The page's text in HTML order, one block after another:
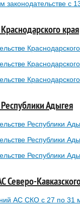
законодательстве с
края
Адыгея
Республики
Республики
Республики
АС СКО с 27 по 31